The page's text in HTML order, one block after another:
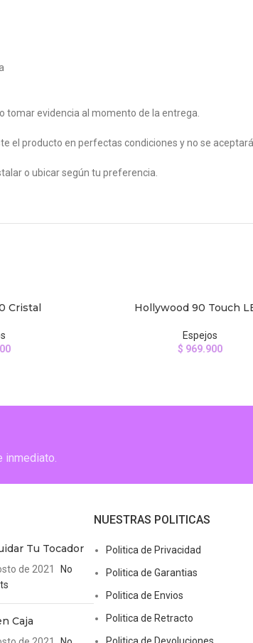
tomar evidencia al momento de la entrega.
el producto en perfectas condiciones y no se
o ubicar según tu preferencia.
Cristal AÑADIR AL CARRITO
Hollywood 90 Touch
Espejos
$ 969.900
inmediato.
Tu Tocador
de 2021
No
Caja
NUESTRAS POLITICAS
Politica de Privacidad
Politica de Garantias
Politica de Envios
Politica de Retracto